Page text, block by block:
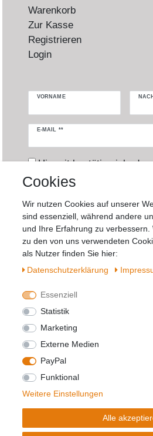
Warenkorb
Zur Kasse
Registrieren
Login
VORNAME
E-MAIL **
Newsletter
Hiermit bestätige ich,
schutz­erklärung
Abonnieren
** Hierbei handelt es sich
Realisierung und Umsetzung by
Cookies
Wir nutzen Cookies auf unserer
sind essenziell, während andere
und Ihre Erfahrung zu
zu den von uns verwendeten
als Nutzer finden Sie hier:
Daten­schutz­erklärung
Essenziell
Statistik
Marketing
Externe Medien
PayPal
Funktional
Weitere Einstellungen
Alle